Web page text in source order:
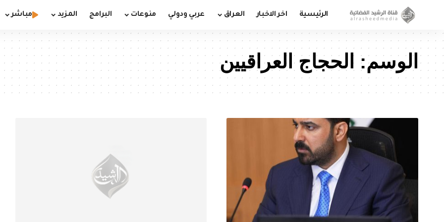
الرئيسية اخر الاخبار العراق عربي ودولي منوعات البرامج المزيد مباشر
الوسم: الحجاج العراقيين